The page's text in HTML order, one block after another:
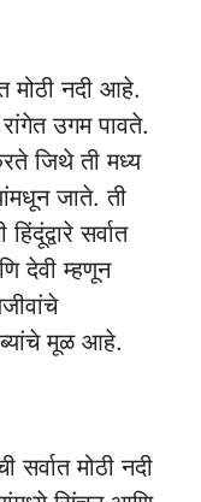
मोठी नदी आहे.
उगम पावते.
जिथे ती मध्य
जाते. ती
सर्वात
देवी म्हणून
मूळ आहे.
सर्वात मोठी नदी